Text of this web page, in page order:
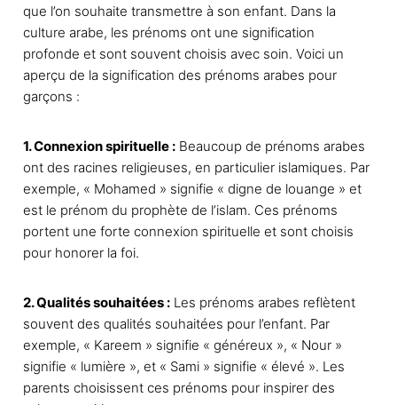
9
0
€
9
0
€
,
9
2
9
,
9
2
p
l
u
s
u
r
s
v
a
t
i
o
n
s
que l’on souhaite transmettre à son enfant. Dans la
culture arabe, les prénoms ont une signification
profonde et sont souvent choisis avec soin. Voici un
aperçu de la signification des prénoms arabes pour
garçons :
1. Connexion spirituelle : Beaucoup de prénoms arabes
ont des racines religieuses, en particulier islamiques. Par
exemple, « Mohamed » signifie « digne de louange » et
est le prénom du prophète de l’islam. Ces prénoms
portent une forte connexion spirituelle et sont choisis
pour honorer la foi.
2. Qualités souhaitées : Les prénoms arabes reflètent
souvent des qualités souhaitées pour l’enfant. Par
exemple, « Kareem » signifie « généreux », « Nour »
signifie « lumière », et « Sami » signifie « élevé ». Les
parents choisissent ces prénoms pour inspirer des